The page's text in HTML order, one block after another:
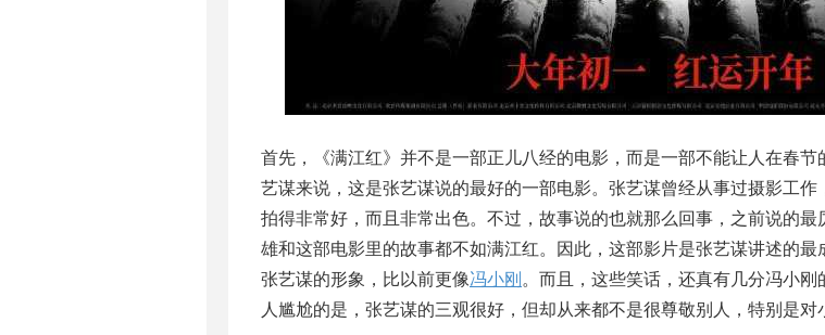
首先，《满江红》并不是一部正儿八经的电影，而是一部不能让人在春
艺谋来说，这是张艺谋说的最好的一部电影。张艺谋曾经从事过摄影工作
拍得非常好，而且非常出色。不过，故事说的也就那么回事，之前说的
雄和这部电影里的故事都不如满江红。因此，这部影片是张艺谋讲述的最
张艺谋的形象，比以前更像冯小刚。而且，这些笑话，还真有几分冯小
人尴尬的是，张艺谋的三观很好，但却从来都不是很尊敬别人，特别是对